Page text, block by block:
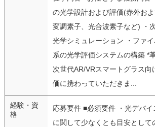
の光学設計および評価(赤外お
変調素子、光合波素子など) ・
光学シミュレーション ・ファ
系の光学評価システムの構築 *
次世代AR/VRスマートグラス向
価に携わっていただきま...
経験・資
格
応募要件 ■必須要件 ・光デバ
に関して少なくとも目安として